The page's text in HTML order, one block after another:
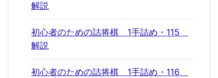
解説
初心者のための詰将棋 1手詰め・115
解説
初心者のための詰将棋 1手詰め・116